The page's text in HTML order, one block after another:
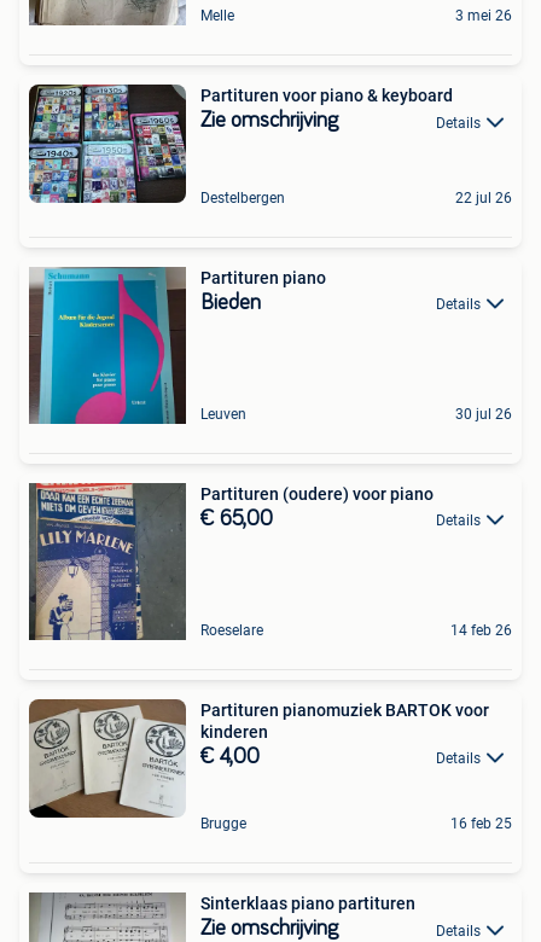
Melle 3 mei 26
Partituren voor piano & keyboard
Zie omschrijving Details
Destelbergen 22 jul 26
Partituren piano
Bieden Details
Leuven 30 jul 26
Partituren (oudere) voor piano
€ 65,00 Details
Roeselare 14 feb 26
Partituren pianomuziek BARTOK voor
kinderen
€ 4,00 Details
Brugge 16 feb 25
Sinterklaas piano partituren
Zie omschrijving Details